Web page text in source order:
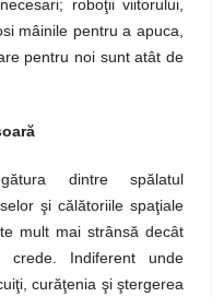
roboţii viitorului,
mâinile pentru a apuca,
pentru noi sunt atât de
dintre spălatul
şi călătoriile spaţiale
mult mai strânsă decât
crede. Indiferent unde
curăţenia şi ştergerea